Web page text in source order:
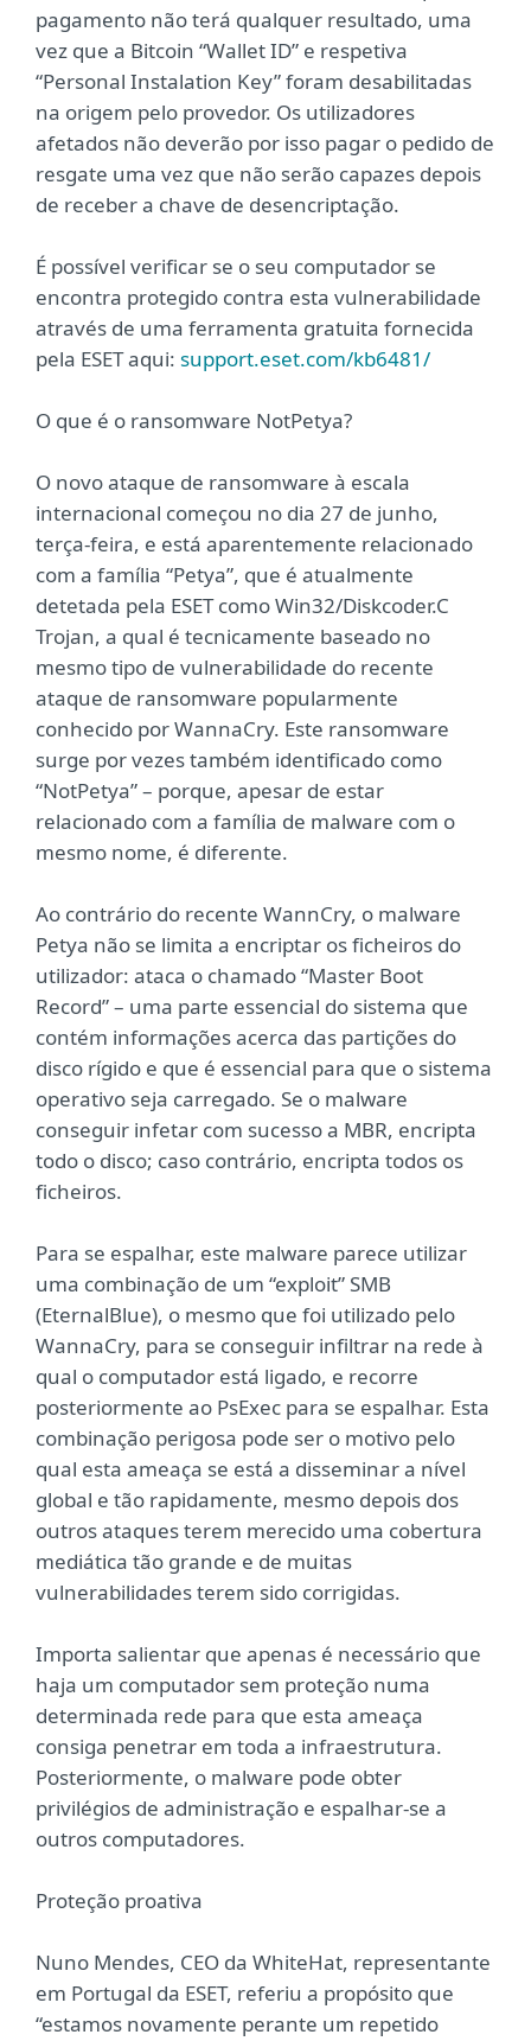
pagamento não terá qualquer resultado, uma
vez que a Bitcoin “Wallet ID” e respetiva
“Personal Instalation Key” foram desabilitadas
na origem pelo provedor. Os utilizadores
afetados não deverão por isso pagar o pedido de
resgate uma vez que não serão capazes depois
de receber a chave de desencriptação.
É possível verificar se o seu computador se
encontra protegido contra esta vulnerabilidade
através de uma ferramenta gratuita fornecida
pela ESET aqui: support.eset.com/kb6481/
O que é o ransomware NotPetya?
O novo ataque de ransomware à escala
internacional começou no dia 27 de junho,
terça-feira, e está aparentemente relacionado
com a família “Petya”, que é atualmente
detetada pela ESET como Win32/Diskcoder.C
Trojan, a qual é tecnicamente baseado no
mesmo tipo de vulnerabilidade do recente
ataque de ransomware popularmente
conhecido por WannaCry. Este ransomware
surge por vezes também identificado como
“NotPetya” – porque, apesar de estar
relacionado com a família de malware com o
mesmo nome, é diferente.
Ao contrário do recente WannCry, o malware
Petya não se limita a encriptar os ficheiros do
utilizador: ataca o chamado “Master Boot
Record” – uma parte essencial do sistema que
contém informações acerca das partições do
disco rígido e que é essencial para que o sistema
operativo seja carregado. Se o malware
conseguir infetar com sucesso a MBR, encripta
todo o disco; caso contrário, encripta todos os
ficheiros.
Para se espalhar, este malware parece utilizar
uma combinação de um “exploit” SMB
(EternalBlue), o mesmo que foi utilizado pelo
WannaCry, para se conseguir infiltrar na rede à
qual o computador está ligado, e recorre
posteriormente ao PsExec para se espalhar. Esta
combinação perigosa pode ser o motivo pelo
qual esta ameaça se está a disseminar a nível
global e tão rapidamente, mesmo depois dos
outros ataques terem merecido uma cobertura
mediática tão grande e de muitas
vulnerabilidades terem sido corrigidas.
Importa salientar que apenas é necessário que
haja um computador sem proteção numa
determinada rede para que esta ameaça
consiga penetrar em toda a infraestrutura.
Posteriormente, o malware pode obter
privilégios de administração e espalhar-se a
outros computadores.
Proteção proativa
Nuno Mendes, CEO da WhiteHat, representante
em Portugal da ESET, referiu a propósito que
“estamos novamente perante um repetido